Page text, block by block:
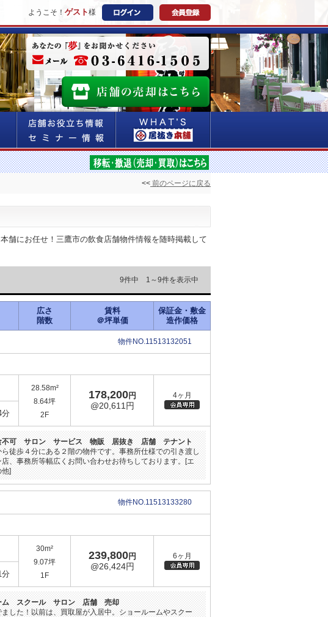
ようこそ！ ゲスト様
<< 前のページに戻る
舗にお任せ！三鷹市の飲食店舗物件情報を随時掲載して
9件中 1～9件を表示中
広さ
階数
賃料
＠坪単価
保証金・敷金
造作価格
物件NO.11513132051
28.58m²
8.64坪
2F
178,200円
@20,611円
4ヶ月
分
可 サロン サービス 物販 居抜き 店舗 テナント
徒歩４分にある２階の物件です。事務所仕様での引き渡し
、事務所等幅広くお問い合わせお待ちしております。[エ
]
物件NO.11513133280
30m²
9.07坪
1F
239,800円
@26,424円
6ヶ月
分
ム スクール サロン 店舗 売却
した！以前は、買取屋が入居中。ショールームやスクー